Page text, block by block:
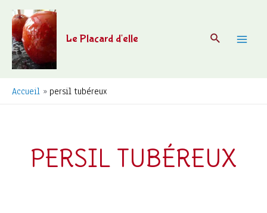
Aller
contenu
Le Placard d'elle
Accueil persil tubéreux
PERSIL TUBÉREUX